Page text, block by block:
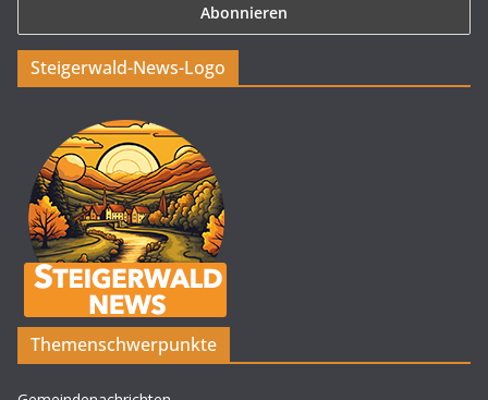
Steigerwald-News-Logo
Themenschwerpunkte